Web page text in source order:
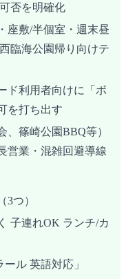
否を明確化
座敷/半個室・週末昼
臨海公園帰り向けテ
ド利用者向けに「ボ
を打ち出す
、篠崎公園BBQ等）
営業・混雑回避導線
つ）
子連れOK ランチ/カ
ル 英語対応」